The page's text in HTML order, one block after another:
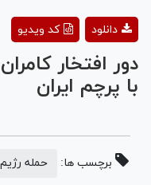
کد ویدیو دانلود
دور افتخار
با پرچم ایران
برچسب ها: حمله